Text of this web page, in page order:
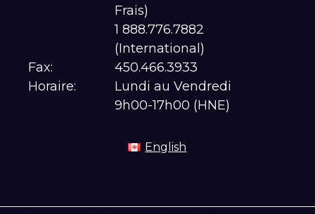
Frais)
1 888.776.7882
(International)
Fax:
450.466.3933
Horaire:
Lundi au Vendredi
9h00-17h00 (HNE)
English